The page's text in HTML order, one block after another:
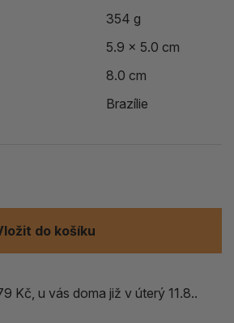
354 g
5.9 x 5.0 cm
8.0 cm
Brazílie
Vložit do košíku
Kč, u vás doma již v úterý 11.8..